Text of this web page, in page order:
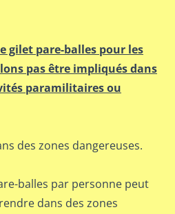
gilet pare-balles pour les
pas être impliqués dans
paramilitaires ou
des zones dangereuses.
balles par personne peut
dans des zones